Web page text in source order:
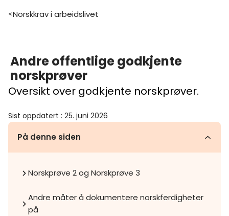
>Norskkrav i arbeidslivet
Andre offentlige godkjente
norskprøver
Oversikt over godkjente norskprøver.
Sist oppdatert : 25. juni 2026
På denne siden
Norskprøve 2 og Norskprøve 3
Andre måter å dokumentere norskferdigheter
på